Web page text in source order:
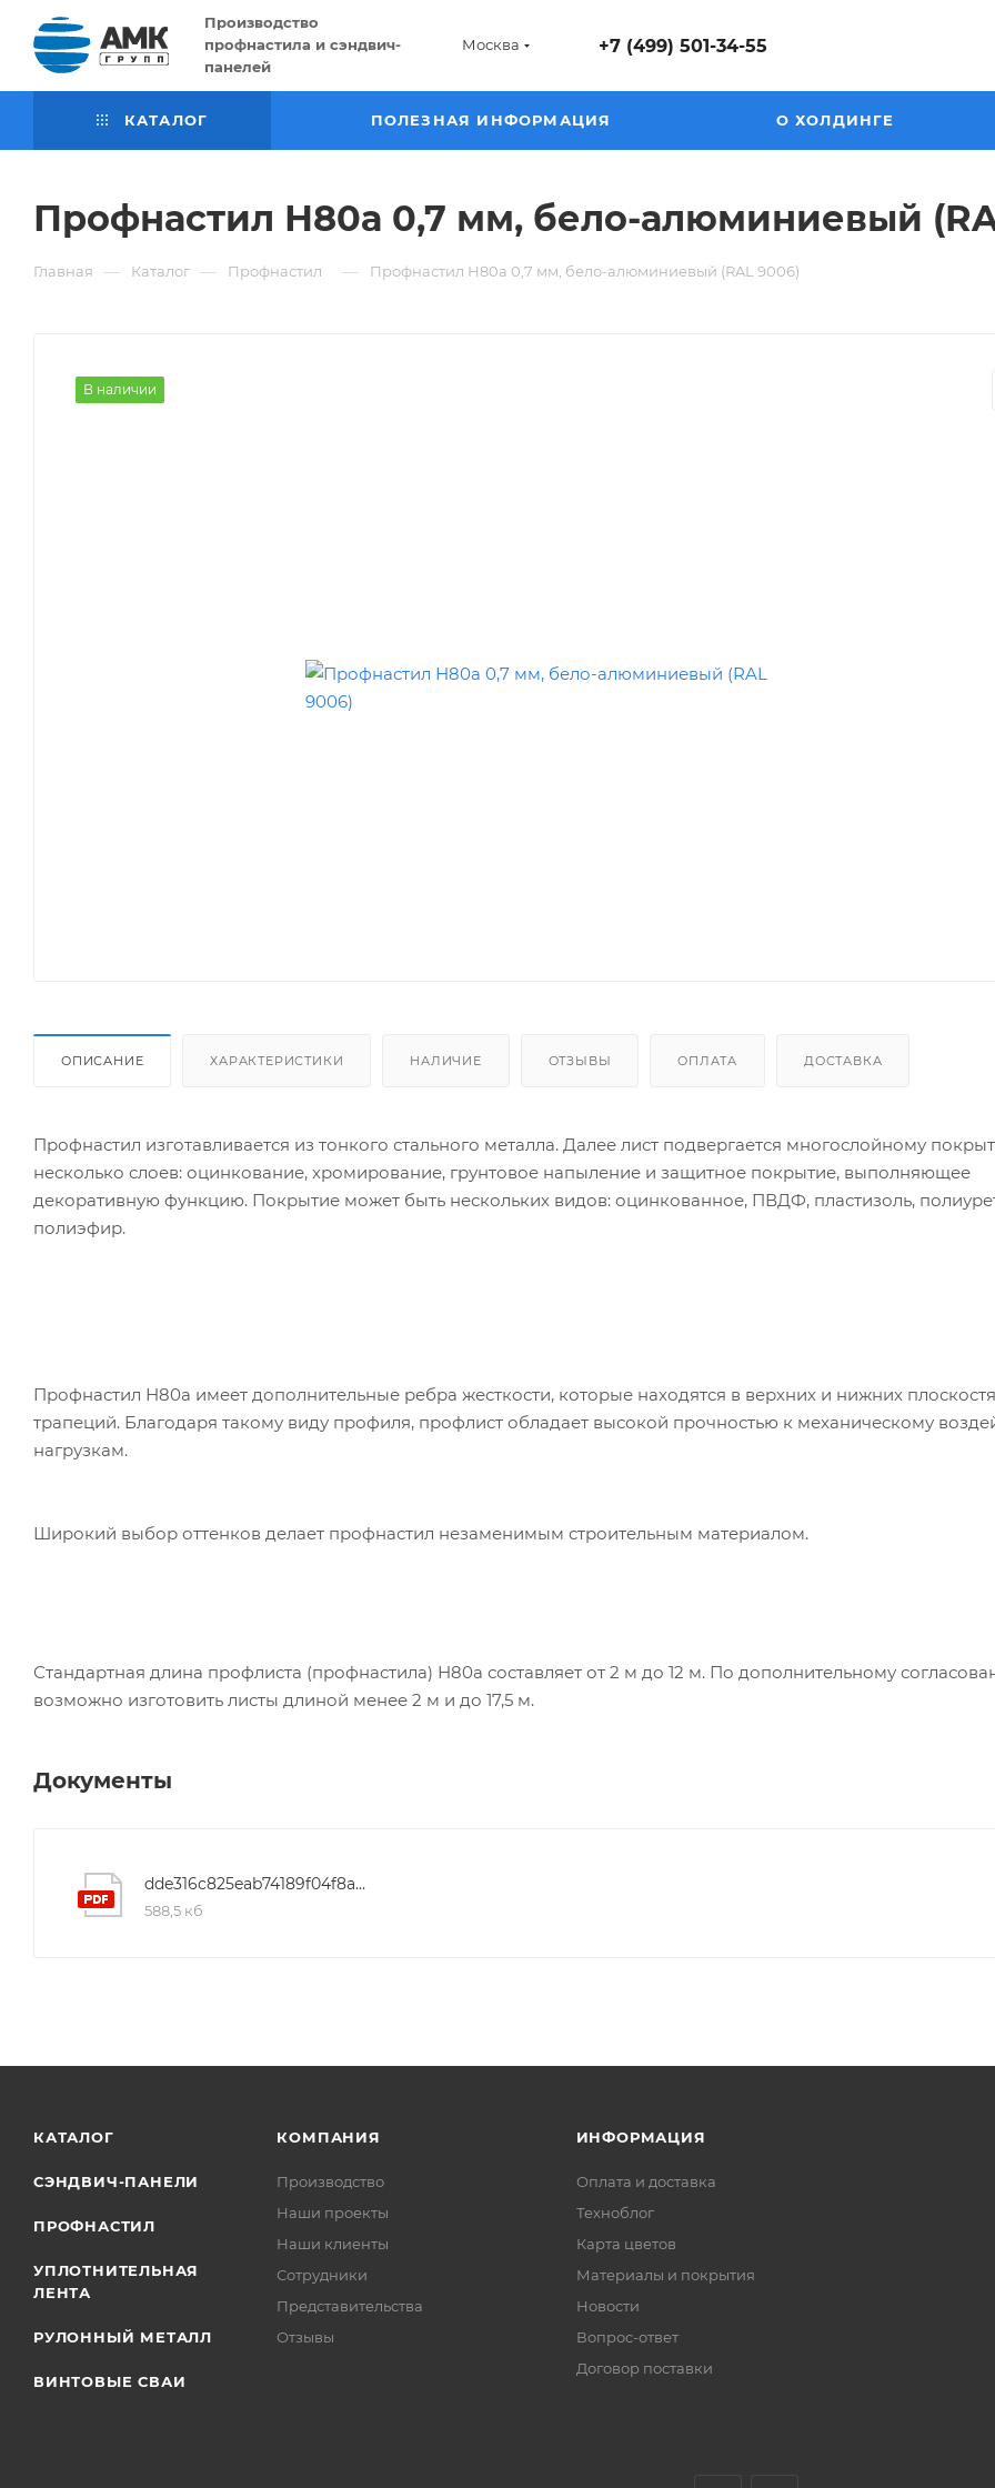
Производство
профнастила и сэндвич-
панелей
Москва +7 (499) 501-34-55
КАТАЛОГ ПОЛЕЗНАЯ ИНФОРМАЦИЯ О ХОЛДИНГЕ
Профнастил Н80а 0,7 мм, бело-алюминиевый
Главная — Каталог — Профнастил — Профнастил Н80а 0,7 мм, бело-алюминиевый (RAL 9006)
В наличии
ОПИСАНИЕ ХАРАКТЕРИСТИКИ НАЛИЧИЕ ОТЗЫВЫ ОПЛАТА ДОСТАВКА
Профнастил изготавливается из тонкого стального металла. Далее лист подвергается многослойному
несколько слоев: оцинкование, хромирование, грунтовое напыление и защитное покрытие, выполняющее
декоративную функцию. Покрытие может быть нескольких видов: оцинкованное, ПВДФ, пластизоль,
полиэфир.
Профнастил Н80а имеет дополнительные ребра жесткости, которые находятся в верхних и нижних
трапеций. Благодаря такому виду профиля, профлист обладает высокой прочностью к механическому
нагрузкам.
Широкий выбор оттенков делает профнастил незаменимым строительным материалом.
Стандартная длина профлиста (профнастила) Н80а составляет от 2 м до 12 м. По дополнительному
возможно изготовить листы длиной менее 2 м и до 17,5 м.
Документы
dde316c825eab74189f04f8a4a95b4b3
588,5 кб
КАТАЛОГ
СЭНДВИЧ-ПАНЕЛИ
ПРОФНАСТИЛ
УПЛОТНИТЕЛЬНАЯ
ЛЕНТА
РУЛОННЫЙ МЕТАЛЛ
ВИНТОВЫЕ СВАИ
КОМПАНИЯ
Производство
Наши проекты
Наши клиенты
Сотрудники
Представительства
Отзывы
ИНФОРМАЦИЯ
Оплата и доставка
Техноблог
Карта цветов
Материалы и покрытия
Новости
Вопрос-ответ
Договор поставки